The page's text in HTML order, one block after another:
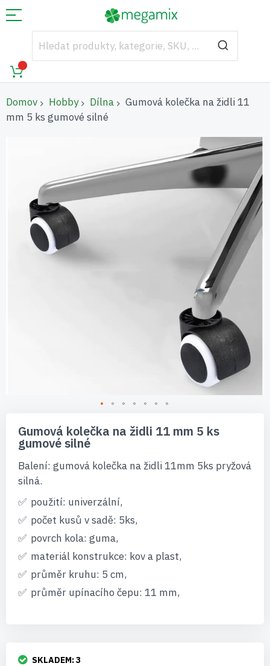
Domov Hobby Dílna
Gumová kolečka na židli 11
mm 5 ks gumové silné
začátek
galerie
obrázky
Gumová kolečka na židli 11 mm 5 ks
gumové silné
Balení: gumová kolečka na židli 11mm 5ks pryžová
silná.
použití: univerzální,
počet kusů v sadě: 5ks,
povrch kola: guma,
materiál konstrukce: kov a plast,
průměr kruhu: 5 cm,
průměr upínacího čepu: 11 mm,
SKLADEM:3